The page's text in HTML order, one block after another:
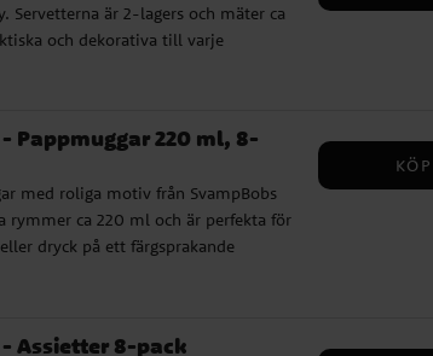
Servetterna är 2-lagers och mäter ca
och dekorativa till varje
Pappmuggar 220 ml, 8-
med roliga motiv från SvampBobs
rymmer ca 220 ml och är perfekta för
dryck på ett färgsprakande
KÖP
Assietter 8-pack